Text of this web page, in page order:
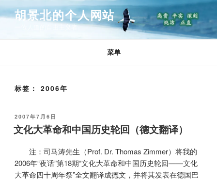
至
胡景北的个人网站
一位人道的自由主义者
菜单
标签： 2006年
发
布
于
2007年7月6日
文化大革命和中国历史轮回（德文翻译）
注：司马涛先生（Prof. Dr. Thomas Zimmer）将我的
2006年“夜话”第18期“文化大革命和中国历史轮回——文化
大革命四十周年祭”全文翻译成德文，并将其发表在德国巴